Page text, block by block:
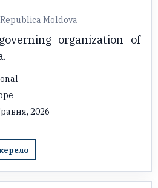
Moldova
organization of
2026